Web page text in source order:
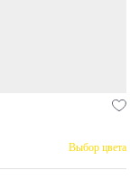
Выбор цвета